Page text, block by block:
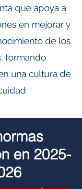
que apoya a
en mejorar y
de los
formando
una cultura de
en 2025-